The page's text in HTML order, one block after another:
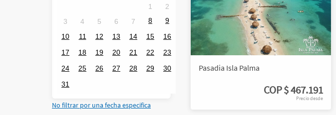
1
2
3
4 5 6 7 8
9
10
11 12 13 14 15
16
17
18 19 20 21 22
23
24
25 26 27 28 29
30
31
No filtrar por una fecha especifica
Pasadia Isla Palma
COP$ 467.191
Precio desde